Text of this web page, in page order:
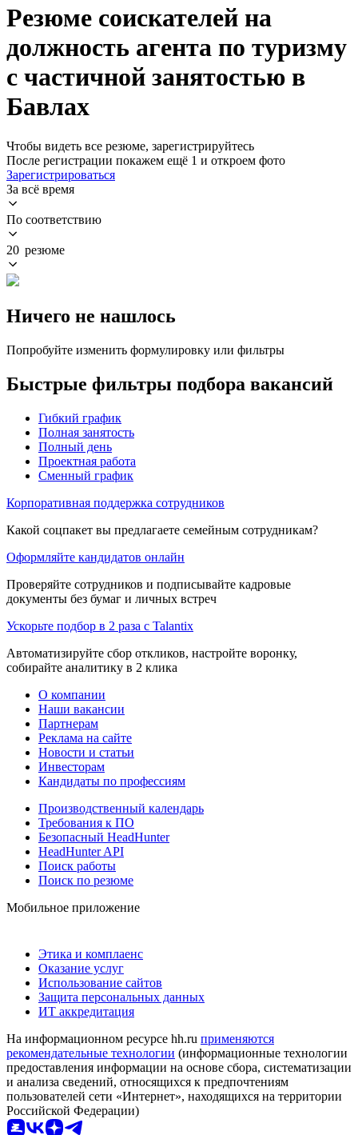
Резюме соискателей на
должность агента по туризму
с частичной занятостью в
Бавлах
Чтобы видеть все резюме, зарегистрируйтесь
После регистрации покажем ещё 1 и откроем фото
Зарегистрироваться
За всё время
По соответствию
20 резюме
Ничего не нашлось
Попробуйте изменить формулировку или фильтры
Быстрые фильтры подбора вакансий
Гибкий график
Полная занятость
Полный день
Проектная работа
Сменный график
Корпоративная поддержка сотрудников
Какой соцпакет вы предлагаете семейным сотрудникам?
Оформляйте кандидатов онлайн
Проверяйте сотрудников и подписывайте кадровые
документы без бумаг и личных встреч
Ускорьте подбор в 2 раза с Talantix
Автоматизируйте сбор откликов, настройте воронку,
собирайте аналитику в 2 клика
О компании
Наши вакансии
Партнерам
Реклама на сайте
Новости и статьи
Инвесторам
Кандидаты по профессиям
Производственный календарь
Требования к ПО
Безопасный HeadHunter
HeadHunter API
Поиск работы
Поиск по резюме
Мобильное приложение
Этика и комплаенс
Оказание услуг
Использование сайтов
Защита персональных данных
ИТ аккредитация
На информационном ресурсе hh.ru применяются
рекомендательные технологии (информационные технологии
предоставления информации на основе сбора, систематизации
и анализа сведений, относящихся к предпочтениям
пользователей сети «Интернет», находящихся на территории
Российской Федерации)